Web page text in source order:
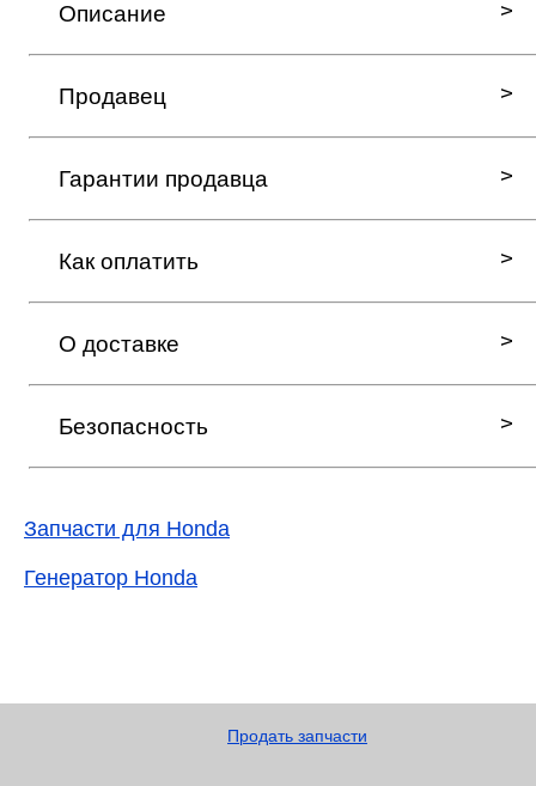
Описание
Продавец
Гарантии продавца
Как оплатить
О доставке
Безопасность
Запчасти для Honda
Генератор Honda
Продать запчасти